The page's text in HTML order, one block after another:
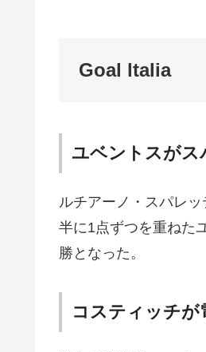
Goal ltalia
ユベントスが
ルチアーノ・スパレ
半に1点ずつを重ねた
勝となった。
コスティッチ